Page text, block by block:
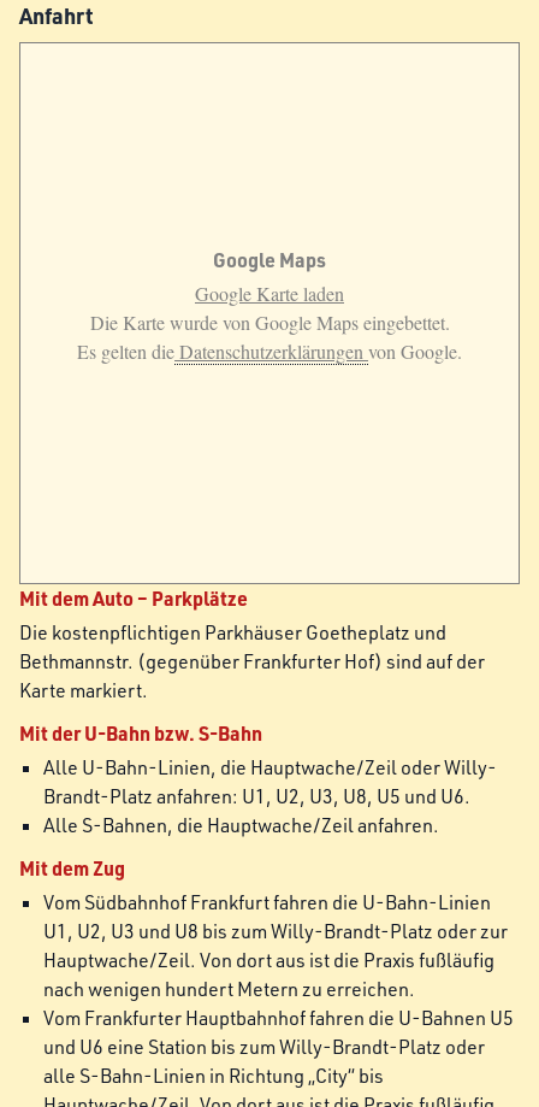
Anfahrt
Google Maps
Google Karte laden
Die Karte wurde von Google Maps eingebettet.
Es gelten dieDatenschutzerklärungen von Google.
Mit dem Auto – Parkplätze
Die kostenpflichtigen Parkhäuser Goetheplatz und
Bethmannstr. (gegen­über Frankfurter Hof) sind auf der
Karte markiert.
Mit der U-Bahn bzw. S-Bahn
Alle U-Bahn-Linien, die Haupt­wache/Zeil oder Willy-
Brandt-Platz anfahren: U1, U2, U3, U8, U5 und U6.
Alle S-Bahnen, die Hauptwache/Zeil anfahren.
Mit dem Zug
Vom Südbahnhof Frankfurt fahren die U-Bahn-Linien
U1, U2, U3 und U8 bis zum Willy-Brandt-Platz oder zur
Hauptwache/Zeil. Von dort aus ist die Praxis fußläufig
nach wenigen hundert Metern zu erreichen.
Vom Frankfurter Hauptbahnhof fahren die U-Bahnen U5
und U6 eine Station bis zum Willy-Brandt-Platz oder
alle S-Bahn-Linien in Richtung „City“ bis